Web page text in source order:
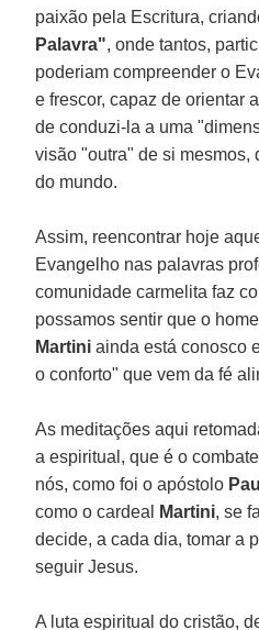
paixão pela Escritura,
Palavra", onde tantos,
poderiam compreender o
e frescor, capaz de orientar
de conduzi-la a uma
visão "outra" de si mesmos,
do mundo.
Assim, reencontrar hoje
Evangelho nas palavras
comunidade carmelita faz
possamos sentir que o
Martini ainda está conosco
o conforto" que vem da fé
As meditações aqui
a espiritual, que é o
nós, como foi o apóstolo
como o cardeal
Martini, se
decide, a cada dia, tomar a
seguir Jesus.
A luta espiritual do cristão,